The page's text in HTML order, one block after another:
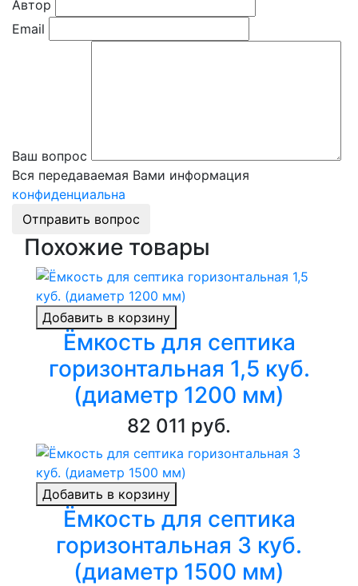
Автор
Email
Ваш вопрос
Вся передаваемая Вами информация
конфиденциальна
Отправить вопрос
Похожие товары
Добавить в корзину
Ёмкость для септика
горизонтальная 1,5 куб.
(диаметр 1200 мм)
82 011 руб.
Добавить в корзину
Ёмкость для септика
горизонтальная 3 куб.
(диаметр 1500 мм)